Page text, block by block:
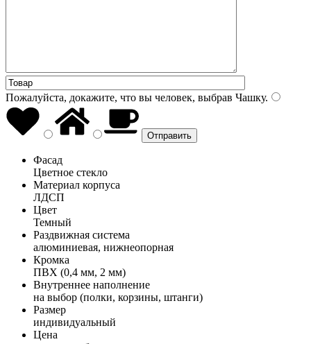
Пожалуйста, докажите, что вы человек, выбрав Чашку.
Фасад
Цветное стекло
Материал корпуса
ЛДСП
Цвет
Темный
Раздвижная система
алюминиевая, нижнеопорная
Кромка
ПВХ (0,4 мм, 2 мм)
Внутреннее наполнение
на выбор (полки, корзины, штанги)
Размер
индивидуальный
Цена